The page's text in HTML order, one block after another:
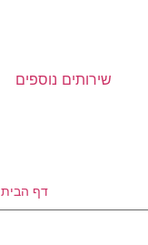
שירותים נוספים
דף הבית